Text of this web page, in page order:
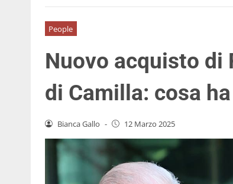
People
Nuovo acquisto di
di Camilla: cosa
Bianca Gallo - 12 Marzo 2025